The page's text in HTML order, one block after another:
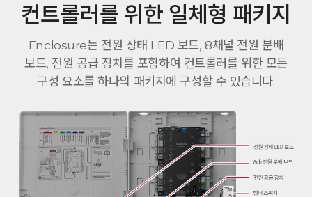
컨트롤러를 위한 일체형 패키지
Enclosure는 전원 상태 LED 보드, 8채널 전원 분배
보드, 전원 공급 장치를 포함하여 컨트롤러를 위한 모든
구성 요소를 하나의 패키지에 구성할 수 있습니다.